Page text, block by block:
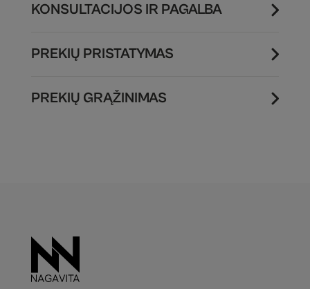
KONSULTACIJOS IR PAGALBA
PREKIŲ PRISTATYMAS
PREKIŲ GRĄŽINIMAS